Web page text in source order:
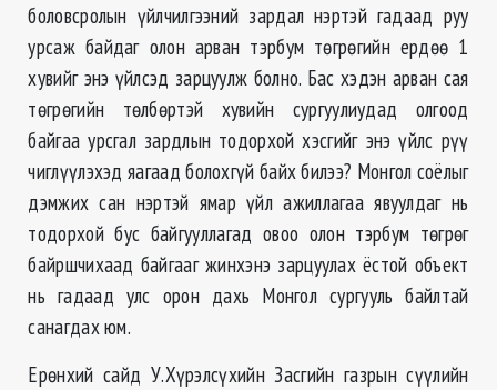
боловсролын үйлчилгээний зардал нэртэй гадаад руу
урсаж байдаг олон арван тэрбум төгрөгийн ердөө 1
хувийг энэ үйлсэд зарцуулж болно. Бас хэдэн арван сая
төгрөгийн төлбөртэй хувийн сургуулиудад олгоод
байгаа урсгал зардлын тодорхой хэсгийг энэ үйлс рүү
чиглүүлэхэд яагаад болохгүй байх билээ? Монгол соёлыг
дэмжих сан нэртэй ямар үйл ажиллагаа явуулдаг нь
тодорхой бус байгууллагад овоо олон тэрбум төгрөг
байршчихаад байгааг жинхэнэ зарцуулах ёстой объект
нь гадаад улс орон дахь Монгол сургууль байлтай
санагдах юм.
Ерөнхий сайд У.Хүрэлсүхийн Засгийн газрын сүүлийн